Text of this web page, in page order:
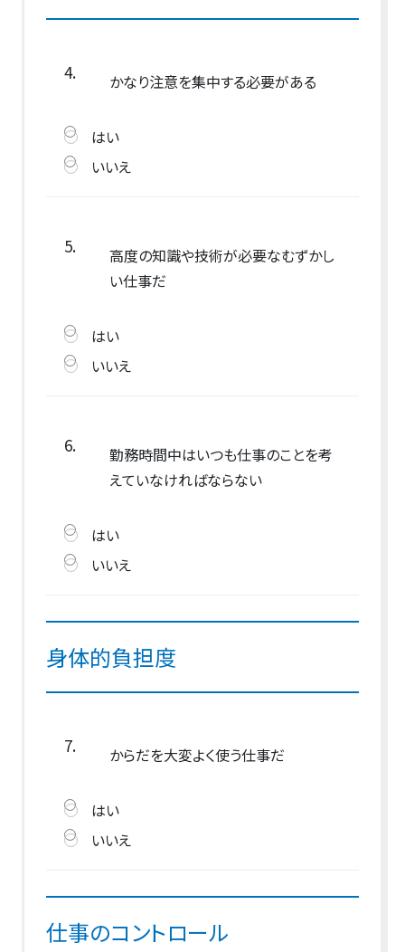
4. かなり注意を集中する必要がある
はい
いいえ
5.
高度の知識や技術が必要なむずかし
い仕事だ
はい
いいえ
6.
勤務時間中はいつも仕事のことを考
えていなければならない
はい
いいえ
身体的負担度
7. からだを大変よく使う仕事だ
はい
いいえ
仕事のコントロール